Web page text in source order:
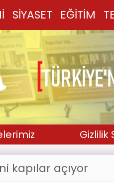
SİYASET EĞİTİM
Gizlilik
kapılar açıyor